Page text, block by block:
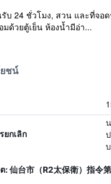
บ 24 ชั่วโมง, สวน และที่จอ
ด้วยตู้เย็น ห้องน้ำมีอ่า...
ชน์
ยกเลิก
仙台市（R2太保衛）指令